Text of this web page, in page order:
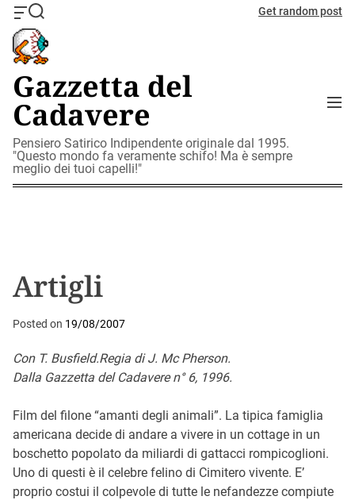
O
f
f
c
a
n
v
a
s
W
i
d
S
e
a
r
c
h
Get random post
Gazzetta del
Cadavere
Pensiero Satirico Indipendente originale dal 1995.
"Questo mondo fa veramente schifo! Ma è sempre
meglio dei tuoi capelli!"
M
Artigli
Posted on 19/08/2007
Con T. Busfield.Regia di J. Mc Pherson.
Dalla Gazzetta del Cadavere n° 6, 1996.
Film del filone “amanti degli animali”. La tipica famiglia
americana decide di andare a vivere in un cottage in un
boschetto popolato da miliardi di gattacci rompicoglioni.
Uno di questi è il celebre felino di Cimitero vivente. E’
proprio costui il colpevole di tutte le nefandezze compiute